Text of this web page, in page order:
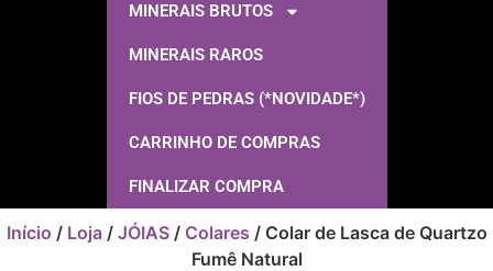
MINERAIS BRUTOS
MINERAIS RAROS
FIOS DE PEDRAS (*NOVIDADE*)
CARRINHO DE COMPRAS
FINALIZAR COMPRA
Início / Loja/ JÓIAS/ Colares / Colar de Lasca de Quartzo
Fumê Natural